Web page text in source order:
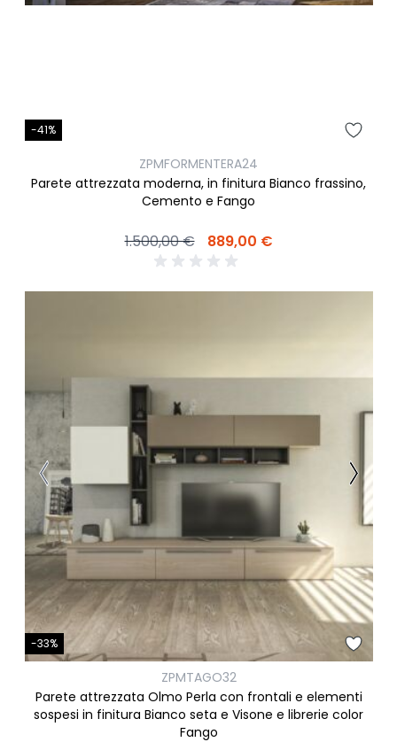
-41%
ZPMFORMENTERA24
Parete attrezzata moderna, in finitura Bianco frassino,
Cemento e Fango
1.500,00 € 889,00 €
-33%
ZPMTAGO32
Parete attrezzata Olmo Perla con frontali e elementi
sospesi in finitura Bianco seta e Visone e librerie color
Fango